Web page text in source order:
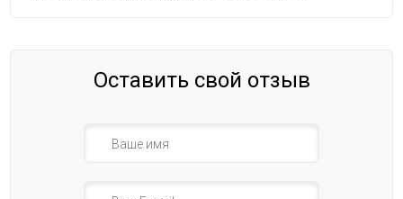
Оставить свой отзыв